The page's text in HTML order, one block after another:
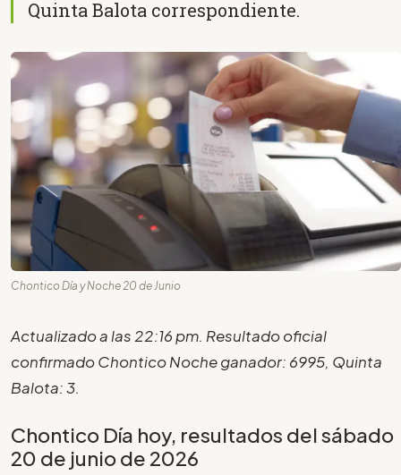
Quinta Balota correspondiente.
Chontico Día y Noche 20 de Junio
Actualizado a las 22:16 pm. Resultado oficial
confirmado Chontico Noche ganador: 6995, Quinta
Balota: 3.
Chontico Día hoy, resultados del sábado
20 de junio de 2026